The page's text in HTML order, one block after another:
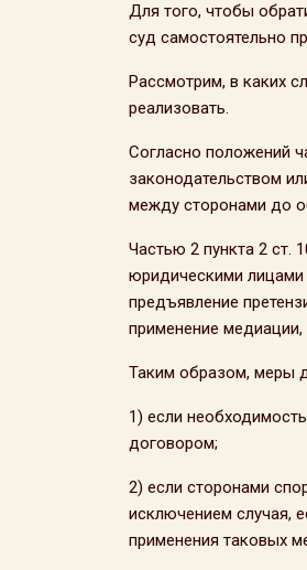
Для того, чтобы
суд самостоятельно
Рассмотрим, в каких
реализовать.
Согласно положений
законодательством
между сторонами до
Частью 2 пункта 2 ст.
юридическими лицами
предъявление
применение
Таким образом, меры
1) если
договором;
2) если сторонами
исключением случая,
применения таковых